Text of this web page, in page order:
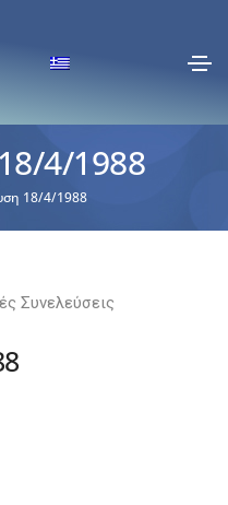
4/1988
18/4/1988
Συνελεύσεις